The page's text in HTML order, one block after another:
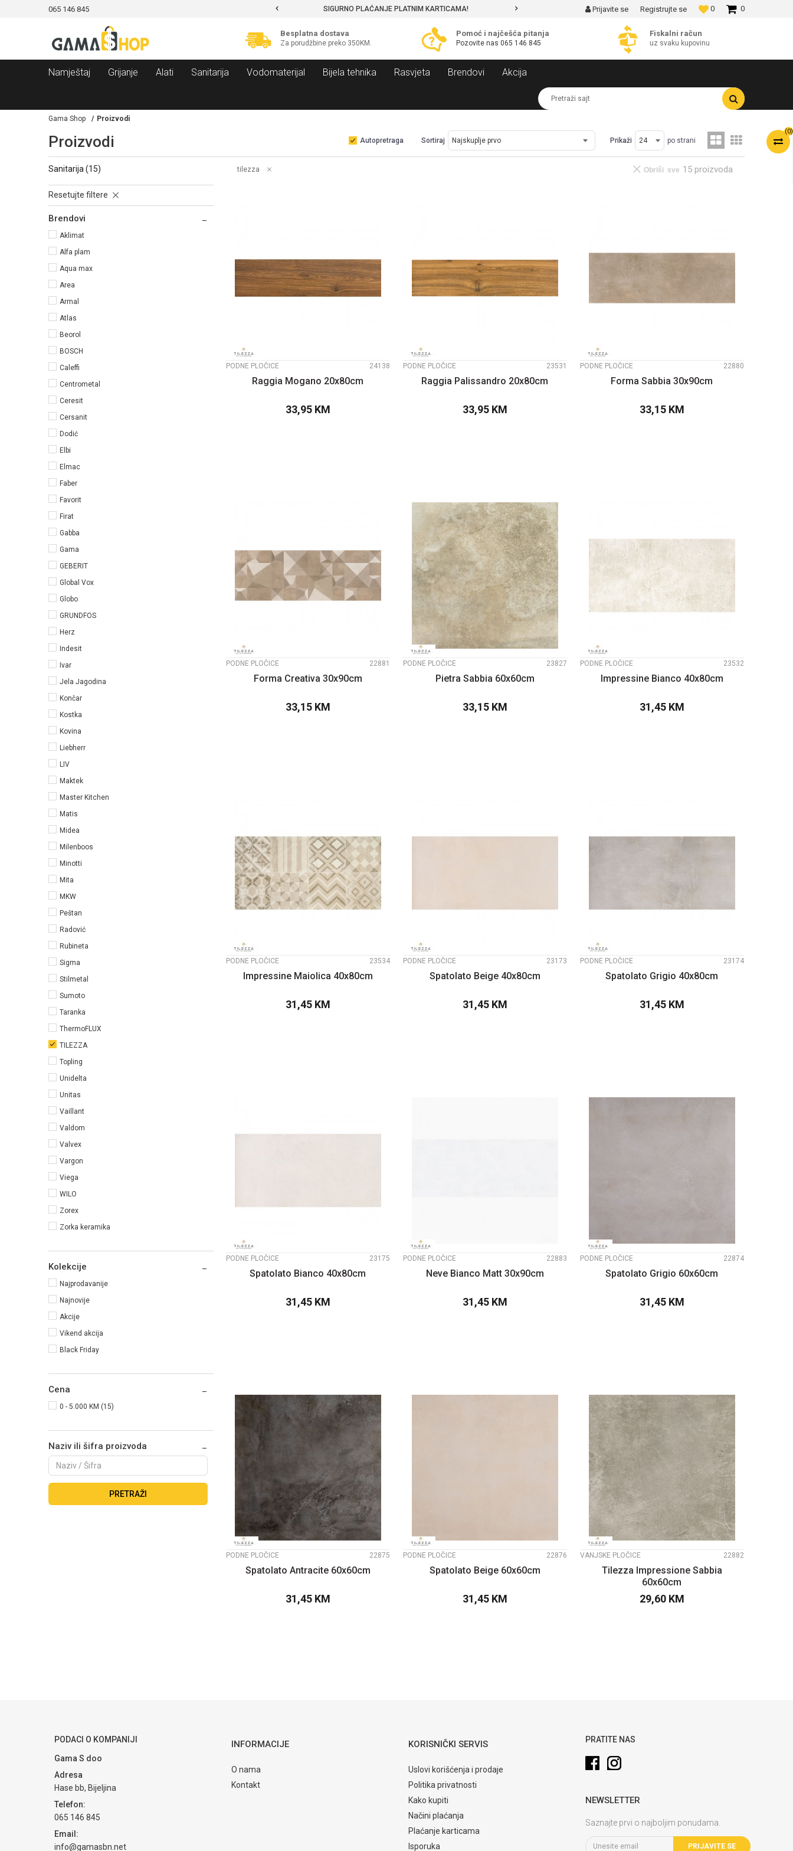
065 146 845 SIGURNO PLAĆANJE PLATNIM KARTICAMA! MOGUĆNOST BESPLATNE ISPORUKE! 0
0
Prijavite se Registrujte se
Besplatna dostava
Za porudžbine preko 350KM.
Pomoć i najčešća pitanja
Pozovite nas 065 146 845
Fiskalni račun
uz svaku kupovinu
Namještaj Grijanje Alati Sanitarija Vodomaterijal Bijela tehnika Rasvjeta Brendovi Akcija
Pretraži sajt
(0)
Gama Shop Proizvodi
Proizvodi Autopretraga Sortiraj Prikaži po strani
sanitarija (15)
Resetujte filtere
Brendovi
Aklimat
Alfa plam
Aqua max
Area
Armal
Atlas
Beorol
BOSCH
Caleffi
Centrometal
Ceresit
Cersanit
Dodić
Elbi
Elmac
Faber
Favorit
Firat
Gabba
Gama
GEBERIT
Global Vox
Globo
GRUNDFOS
Herz
Indesit
Ivar
Jela Jagodina
Končar
Kostka
Kovina
Liebherr
LIV
Maktek
Master Kitchen
Matis
Midea
Milenboos
Minotti
Mita
MKW
Peštan
Radović
Rubineta
Sigma
Stilmetal
Sumoto
Taranka
ThermoFLUX
TILEZZA
Topling
Unidelta
Unitas
Vaillant
Valdom
Valvex
Vargon
Viega
WILO
Zorex
Zorka keramika
Kolekcije
Najprodavanije
Najnovije
Akcije
Vikend akcija
Black Friday
Cena
0 - 5.000 KM (15)
Naziv ili šifra proizvoda
PRETRAŽI
tilezza 15 proizvoda
Obriši sve
UPOREDI
PODNE PLOČICE 24138
Raggia Mogano 20x80cm
33,95 KM
UPOREDI
PODNE PLOČICE 23531
Raggia Palissandro 20x80cm
33,95 KM
PODNE PLOČICE 22880
Forma Sabbia 30x90cm
33,15 KM
UPOREDI
PODNE PLOČICE 22881
Forma Creativa 30x90cm
33,15 KM
UPOREDI
PODNE PLOČICE 23827
Pietra Sabbia 60x60cm
33,15 KM
UPOREDI
PODNE PLOČICE 23532
Impressine Bianco 40x80cm
31,45 KM
UPOREDI
PODNE PLOČICE 23534
Impressine Maiolica 40x80cm
31,45 KM
PODNE PLOČICE 23173
Spatolato Beige 40x80cm
31,45 KM
PODNE PLOČICE 23174
Spatolato Grigio 40x80cm
31,45 KM
PODNE PLOČICE 23175
Spatolato Bianco 40x80cm
31,45 KM
PODNE PLOČICE 22883
Neve Bianco Matt 30x90cm
31,45 KM
PODNE PLOČICE 22874
Spatolato Grigio 60x60cm
31,45 KM
PODNE PLOČICE 22875
Spatolato Antracite 60x60cm
31,45 KM
PODNE PLOČICE 22876
Spatolato Beige 60x60cm
31,45 KM
UPOREDI
VANJSKE PLOČICE 22882
Tilezza Impressione Sabbia
60x60cm
29,60 KM
PODACI O KOMPANIJI
Gama S doo
Adresa
Hase bb, Bijeljina
Telefon:
065 146 845
Email:
info@gamasbn.net
INFORMACIJE
O nama
Kontakt
KORISNIČKI SERVIS
Uslovi korišćenja i prodaje
Politika privatnosti
Kako kupiti
Načini plaćanja
Plaćanje karticama
Isporuka
PRATITE NAS
NEWSLETTER
Saznajte prvi o najboljim ponudama.
PRIJAVITE SE